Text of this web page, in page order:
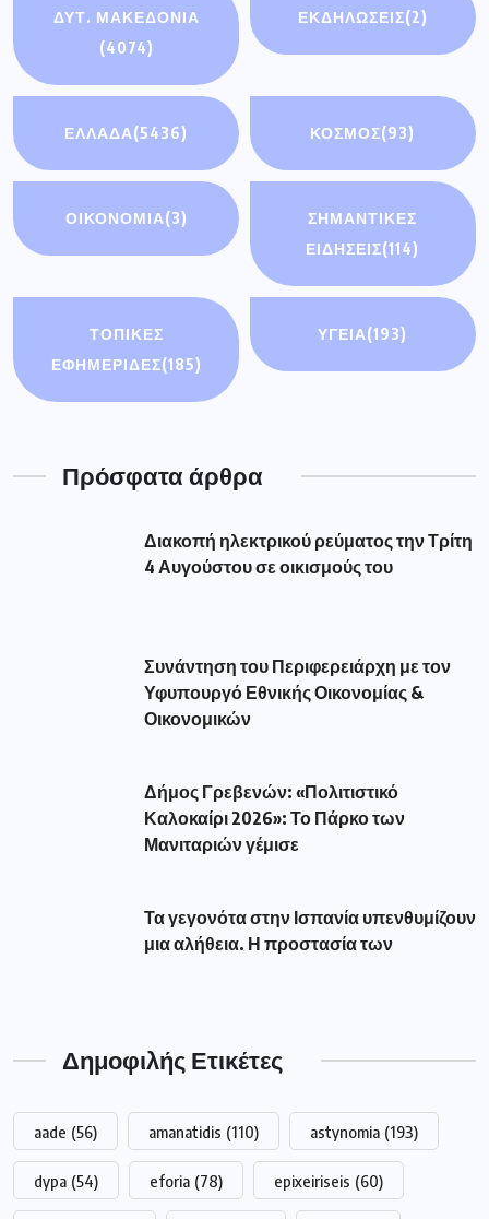
ΔΥΤ. ΜΑΚΕΔΟΝΙΑ
(4074)
ΕΚΔΗΛΩΣΕΙΣ(2)
ΕΛΛΑΔΑ(5436) ΚΟΣΜΟΣ(93)
ΟΙΚΟΝΟΜΊΑ(3)
ΣΗΜΑΝΤΙΚΈΣ
ΕΙΔΉΣΕΙΣ(114)
ΤΟΠΙΚΕΣ
ΕΦΗΜΕΡΙΔΕΣ(185)
ΥΓΕΙΑ(193)
Πρόσφατα άρθρα
Διακοπή ηλεκτρικού ρεύματος την Τρίτη
4 Αυγούστου σε οικισμούς του
Συνάντηση του Περιφερειάρχη με τον
Υφυπουργό Εθνικής Οικονομίας &
Οικονομικών
Δήμος Γρεβενών: «Πολιτιστικό
Καλοκαίρι 2026»: Το Πάρκο των
Μανιταριών γέμισε
Τα γεγονότα στην Ισπανία υπενθυμίζουν
μια αλήθεια. Η προστασία των
Δημοφιλής Ετικέτες
aade (56) amanatidis (110) astynomia (193)
dypa (54) eforia (78) epixeiriseis (60)